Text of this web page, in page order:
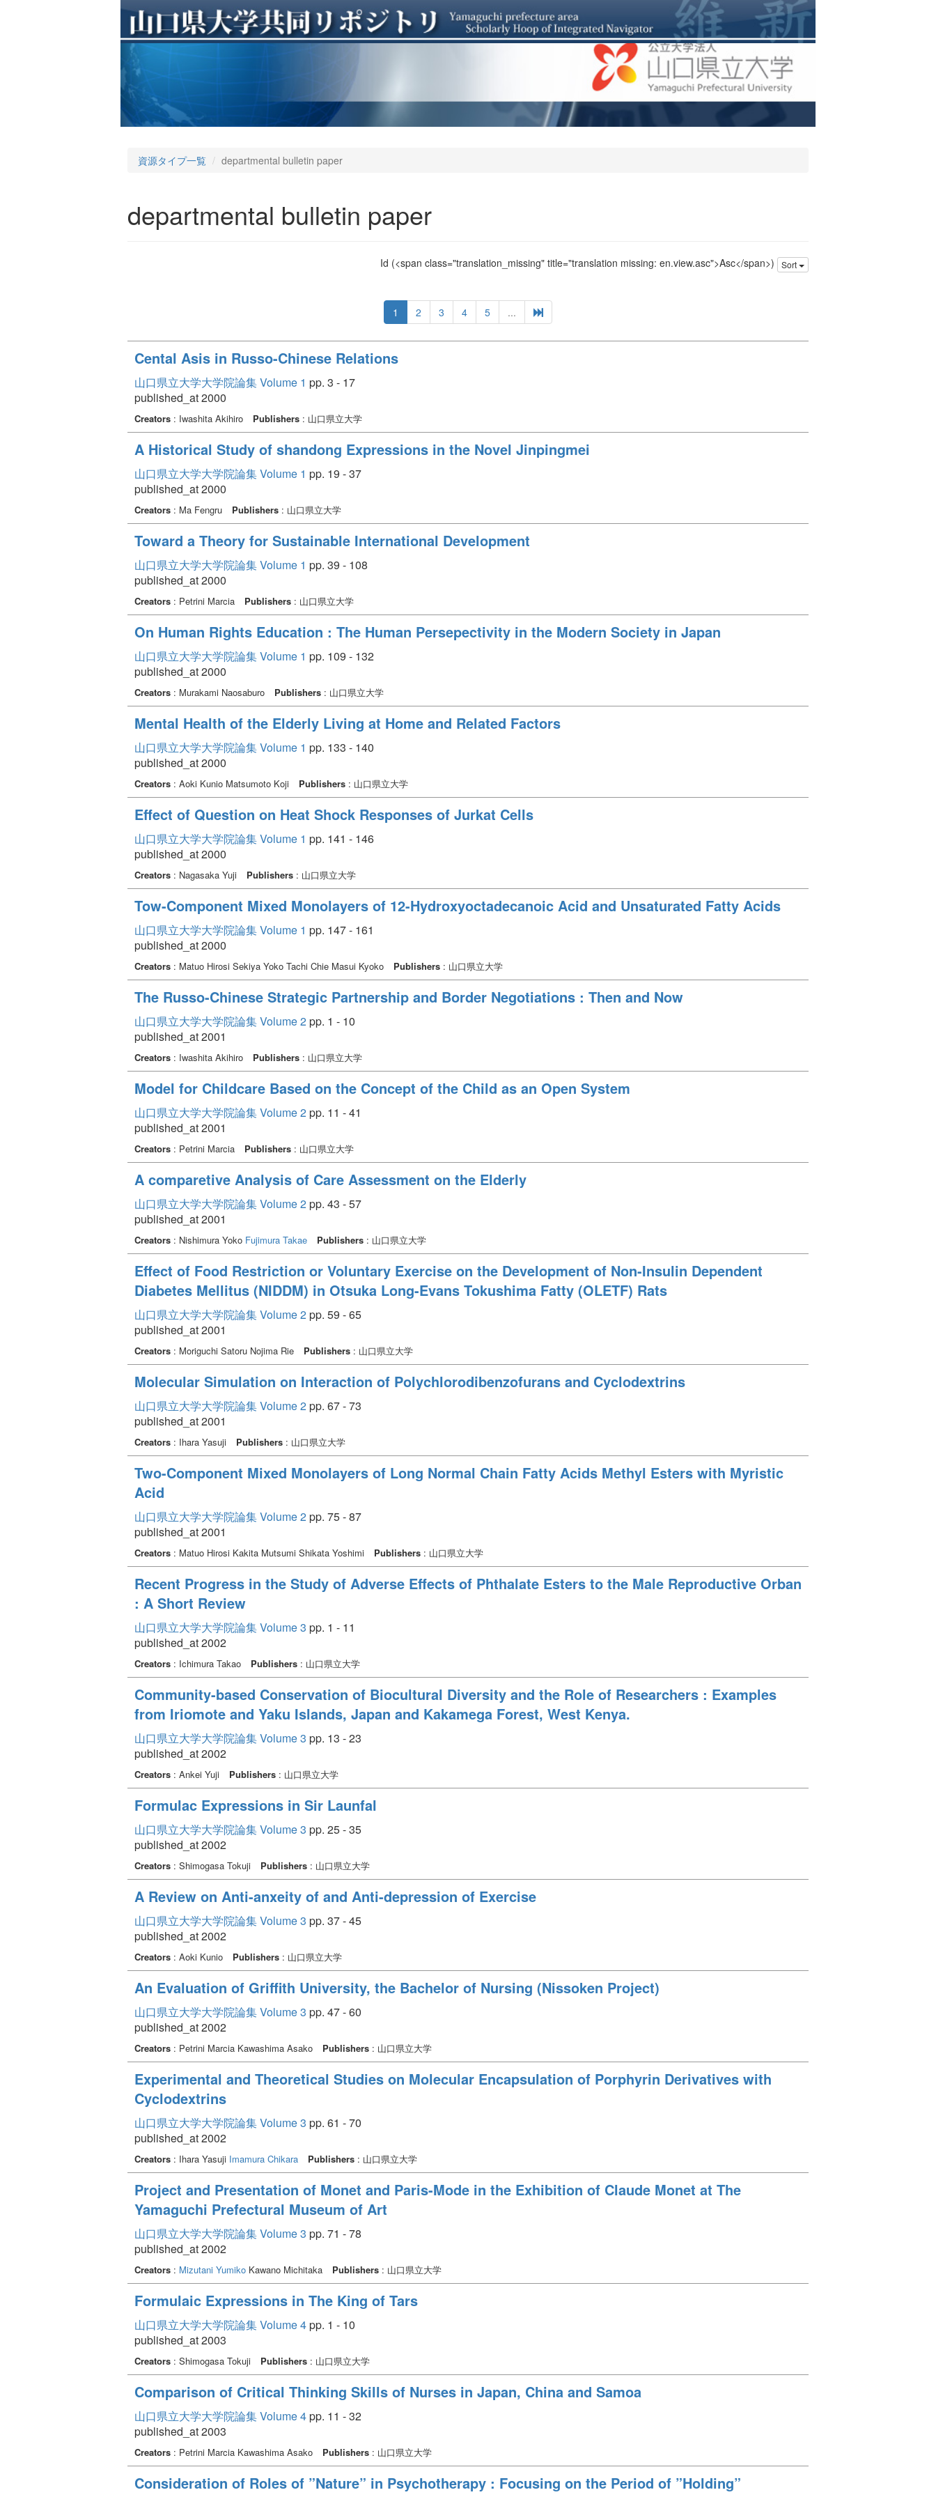
資源タイプ一覧 departmental bulletin paper
departmental bulletin paper
Id (<span class="translation_missing" title="translation missing: en.view.asc">Asc</span>) Sort
1 2 3 4 5 ...
Cental Asis in Russo-Chinese Relations
山口県立大学大学院論集 Volume 1 pp. 3 - 17
published_at 2000
Creators : Iwashita Akihiro Publishers : 山口県立大学
A Historical Study of shandong Expressions in the Novel Jinpingmei
山口県立大学大学院論集 Volume 1 pp. 19 - 37
published_at 2000
Creators : Ma Fengru Publishers : 山口県立大学
Toward a Theory for Sustainable International Development
山口県立大学大学院論集 Volume 1 pp. 39 - 108
published_at 2000
Creators : Petrini Marcia Publishers : 山口県立大学
On Human Rights Education : The Human Persepectivity in the Modern Society in Japan
山口県立大学大学院論集 Volume 1 pp. 109 - 132
published_at 2000
Creators : Murakami Naosaburo Publishers : 山口県立大学
Mental Health of the Elderly Living at Home and Related Factors
山口県立大学大学院論集 Volume 1 pp. 133 - 140
published_at 2000
Creators : Aoki Kunio Matsumoto Koji Publishers : 山口県立大学
Effect of Question on Heat Shock Responses of Jurkat Cells
山口県立大学大学院論集 Volume 1 pp. 141 - 146
published_at 2000
Creators : Nagasaka Yuji Publishers : 山口県立大学
Tow-Component Mixed Monolayers of 12-Hydroxyoctadecanoic Acid and Unsaturated Fatty Acids
山口県立大学大学院論集 Volume 1 pp. 147 - 161
published_at 2000
Creators : Matuo Hirosi Sekiya Yoko Tachi Chie Masui Kyoko Publishers : 山口県立大学
The Russo-Chinese Strategic Partnership and Border Negotiations : Then and Now
山口県立大学大学院論集 Volume 2pp. 1 - 10
published_at 2001
Creators : Iwashita Akihiro Publishers : 山口県立大学
Model for Childcare Based on the Concept of the Child as an Open System
山口県立大学大学院論集 Volume 2pp. 11 - 41
published_at 2001
Creators : Petrini Marcia Publishers : 山口県立大学
A comparetive Analysis of Care Assessment on the Elderly
山口県立大学大学院論集 Volume 2pp. 43 - 57
published_at 2001
Creators : Nishimura Yoko Fujimura Takae Publishers : 山口県立大学
Effect of Food Restriction or Voluntary Exercise on the Development of Non-Insulin Dependent
Diabetes Mellitus (NIDDM) in Otsuka Long-Evans Tokushima Fatty (OLETF) Rats
山口県立大学大学院論集 Volume 2pp. 59 - 65
published_at 2001
Creators : Moriguchi Satoru Nojima Rie Publishers : 山口県立大学
Molecular Simulation on Interaction of Polychlorodibenzofurans and Cyclodextrins
山口県立大学大学院論集 Volume 2pp. 67 - 73
published_at 2001
Creators : Ihara Yasuji Publishers : 山口県立大学
Two-Component Mixed Monolayers of Long Normal Chain Fatty Acids Methyl Esters with Myristic
Acid
山口県立大学大学院論集 Volume 2pp. 75 - 87
published_at 2001
Creators : Matuo Hirosi Kakita Mutsumi Shikata Yoshimi Publishers : 山口県立大学
Recent Progress in the Study of Adverse Effects of Phthalate Esters to the Male Reproductive Orban
: A Short Review
山口県立大学大学院論集 Volume 3 pp. 1 - 11
published_at 2002
Creators : Ichimura Takao Publishers : 山口県立大学
Community-based Conservation of Biocultural Diversity and the Role of Researchers : Examples
from Iriomote and Yaku Islands, Japan and Kakamega Forest, West Kenya.
山口県立大学大学院論集 Volume 3 pp. 13 - 23
published_at 2002
Creators : Ankei Yuji Publishers : 山口県立大学
Formulac Expressions in Sir Launfal
山口県立大学大学院論集 Volume 3 pp. 25 - 35
published_at 2002
Creators : Shimogasa Tokuji Publishers : 山口県立大学
A Review on Anti-anxeity of and Anti-depression of Exercise
山口県立大学大学院論集 Volume 3 pp. 37 - 45
published_at 2002
Creators : Aoki Kunio Publishers : 山口県立大学
An Evaluation of Griffith University, the Bachelor of Nursing (Nissoken Project)
山口県立大学大学院論集 Volume 3 pp. 47 - 60
published_at 2002
Creators : Petrini Marcia Kawashima Asako Publishers : 山口県立大学
Experimental and Theoretical Studies on Molecular Encapsulation of Porphyrin Derivatives with
Cyclodextrins
山口県立大学大学院論集 Volume 3 pp. 61 - 70
published_at 2002
Creators : Ihara Yasuji Imamura Chikara Publishers : 山口県立大学
Project and Presentation of Monet and Paris-Mode in the Exhibition of Claude Monet at The
Yamaguchi Prefectural Museum of Art
山口県立大学大学院論集 Volume 3 pp. 71 - 78
published_at 2002
Creators : Mizutani Yumiko Kawano Michitaka Publishers : 山口県立大学
Formulaic Expressions in The King of Tars
山口県立大学大学院論集 Volume 4pp. 1 - 10
published_at 2003
Creators : Shimogasa Tokuji Publishers : 山口県立大学
Comparison of Critical Thinking Skills of Nurses in Japan, China and Samoa
山口県立大学大学院論集 Volume 4pp. 11 - 32
published_at 2003
Creators : Petrini Marcia Kawashima Asako Publishers : 山口県立大学
Consideration of Roles of ”Nature” in Psychotherapy : Focusing on the Period of ”Holding”